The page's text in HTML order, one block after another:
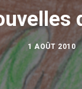
1 AOÛT 2010